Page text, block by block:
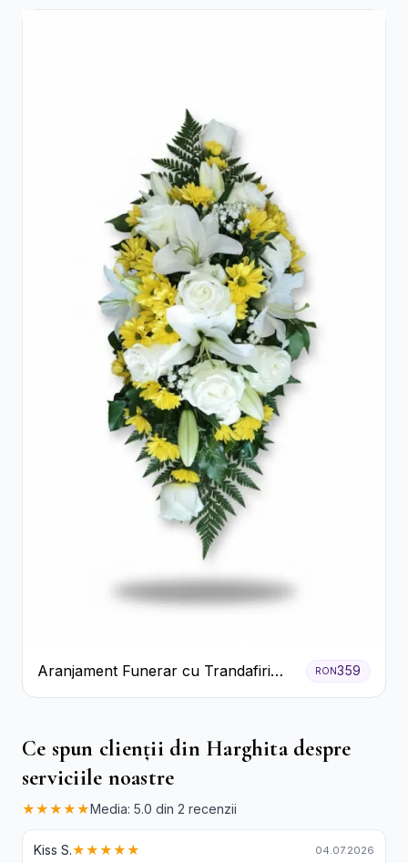
Aranjament Funerar cu Trandafiri
Albi Crizanteme Galbene și Crini
RON359
Ce spun clienții din Harghita despre
serviciile noastre
★★★★★Media: 5.0 din 2 recenzii
Kiss S.★★★★★ 04.07.2026